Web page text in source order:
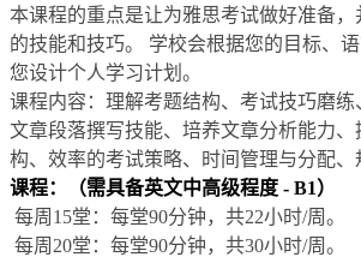
本课程的重点是让为雅思考试做好准备
的技能和技巧。 学校会根据您的目标、
您设计个人学习计划。
课程内容：理解考题结构、考试技巧磨
文章段落撰写技能、培养文章分析能力、
构、效率的考试策略、时间管理与分配、
课程：（需具备英文中高级程度 - B1）
每周15堂：每堂90分钟，共22小时/周。
每周20堂：每堂90分钟，共30小时/周。